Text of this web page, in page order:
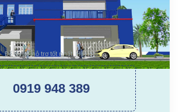
Để được hỗ trợ tốt nhất. Hãy gọi
0919 948 389